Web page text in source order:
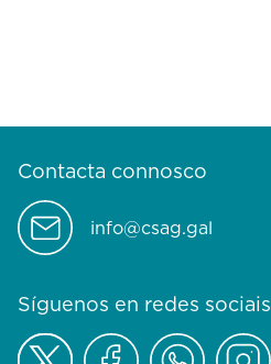
Contacta connosco
info@csag.gal
Síguenos en redes sociais